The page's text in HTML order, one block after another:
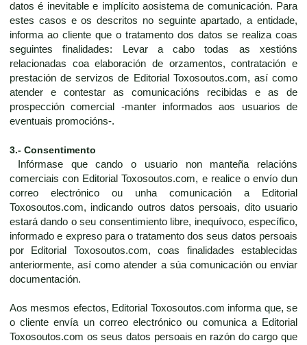
datos é inevitable e implícito aosistema de comunicación. Para
estes casos e os descritos no seguinte apartado, a entidade,
informa ao cliente que o tratamento dos datos se realiza coas
seguintes finalidades: Levar a cabo todas as xestións
relacionadas coa elaboración de orzamentos, contratación e
prestación de servizos de Editorial Toxosoutos.com, así como
atender e contestar as comunicacións recibidas e as de
prospección comercial -manter informados aos usuarios de
eventuais promocións-.
3.- Consentimento
Infórmase que cando o usuario non manteña relacións
comerciais con Editorial Toxosoutos.com, e realice o envío dun
correo electrónico ou unha comunicación a Editorial
Toxosoutos.com, indicando outros datos persoais, dito usuario
estará dando o seu consentimiento libre, inequívoco, específico,
informado e expreso para o tratamento dos seus datos persoais
por Editorial Toxosoutos.com, coas finalidades establecidas
anteriormente, así como atender a súa comunicación ou enviar
documentación.
Aos mesmos efectos, Editorial Toxosoutos.com informa que, se
o cliente envía un correo electrónico ou comunica a Editorial
Toxosoutos.com os seus datos persoais en razón do cargo que